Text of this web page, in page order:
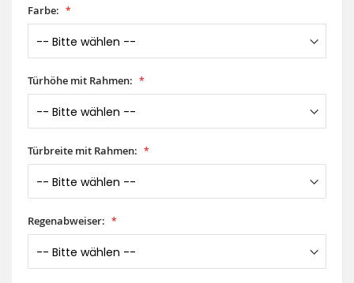
Farbe:
Türhöhe mit Rahmen:
Türbreite mit Rahmen:
Regenabweiser: